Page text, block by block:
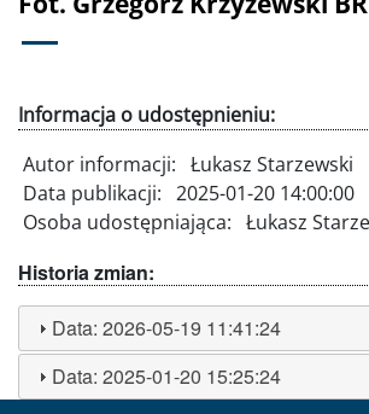
Informacja o udostępnieniu:
Autor informacji: Łukasz Starzewski
Data publikacji: 2025-01-20 14:00:00
Osoba udostępniająca: Łukasz
Historia zmian:
Data:2026-05-19 11:41:24
Data:2025-01-20 15:25:24